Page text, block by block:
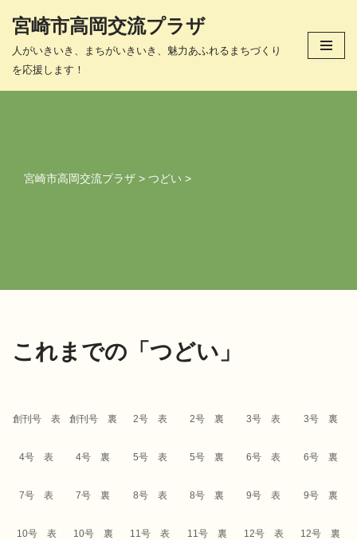
コ
宮崎市高岡交流プラザ
人がいきいき、まちがいきいき、魅力あふれるまちづくり
を応援します！
宮崎市高岡交流プラザ > つどい >
これまでの「つどい」
創刊号 表 創刊号 裏 2号 表 2号 裏 3号 表 3号 裏
4号 表 4号 裏 5号 表 5号 裏 6号 表 6号 裏
7号 表 7号 裏 8号 表 8号 裏 9号 表 9号 裏
10号 表 10号 裏 11号 表 11号 裏 12号 表 12号 裏